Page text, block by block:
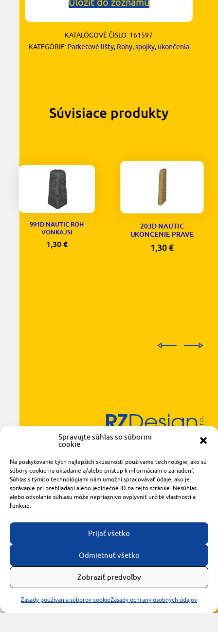
Spravujte súhlas so súbormi
cookie
Na poskytovanie tých najlepších skúseností používame technológie, ako sú
súbory cookie na ukladanie a/alebo prístup k informáciám o zariadení.
Súhlas s týmito technológiami nám umožní spracovávať údaje, ako je
správanie pri prehliadaní alebo jedinečné ID na tejto stránke. Nesúhlas
alebo odvolanie súhlasu môže nepriaznivo ovplyvniť určité vlastnosti a
funkcie.
Prijať všetko
Odmietnuť všetko
Zobraziť predvoľby
Zásady používania súborov cookieZásady ochrany osobných údajov
KATALÓGOVÉ ČÍSLO: 161597
KATEGÓRIE: Parketové lišty, Rohy, spojky, ukončenia
Súvisiace produkty
991D NAUTIC ROH
VONKAJSI
1,30 €
203D NAUTIC
UKONCENIE PRAVE
1,30€
Radlinského 1611/14
obchod@rzparkety.sk
+421 905 119 087
made with
bytomashalo.com